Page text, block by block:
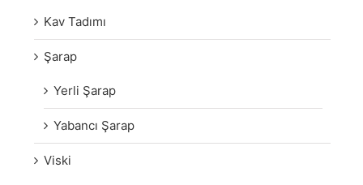
Kav Tadımı
Şarap
Yerli Şarap
Yabancı Şarap
Viski